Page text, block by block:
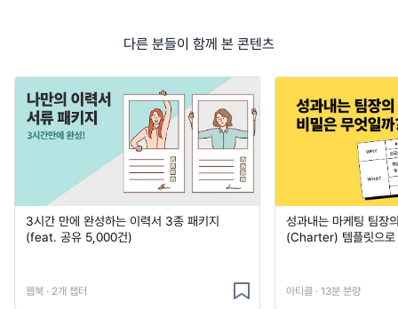
다른 분들이 함께 본 콘텐츠
3시간 만에 완성하는 이력서 3종 패키지
(feat. 공유 5,000건)
웹북 · 2개 챕터
성과내는 마케팅 팀장
(Charter) 템플릿으로
아티클 · 13분 분량